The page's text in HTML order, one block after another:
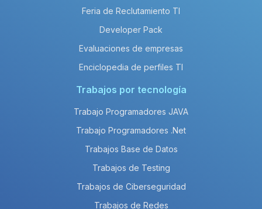
Feria de Reclutamiento TI
Developer Pack
Evaluaciones de empresas
Enciclopedia de perfiles TI
Trabajos por tecnología
Trabajo Programadores JAVA
Trabajo Programadores .Net
Trabajos Base de Datos
Trabajos de Testing
Trabajos de Ciberseguridad
Trabajos de Redes